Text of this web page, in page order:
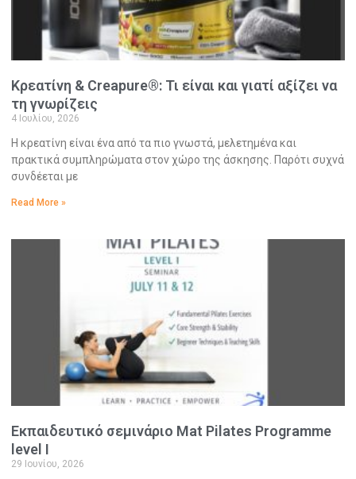
Κρεατίνη & Creapure®: Τι είναι και γιατί αξίζει να
τη γνωρίζεις
4 Ιουλίου, 2026
Η κρεατίνη είναι ένα από τα πιο γνωστά, μελετημένα και
πρακτικά συμπληρώματα στον χώρο της άσκησης. Παρότι συχνά
συνδέεται με
Read More »
Εκπαιδευτικό σεμινάριο Mat Pilates Programme
level I
29 Ιουνίου, 2026